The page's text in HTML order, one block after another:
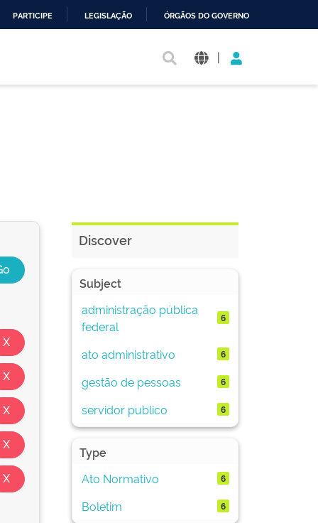
PARTICIPE LEGISLAÇÃO ÓRGÃOS DO GOVERNO
|
Discover
Subject
administração pública
federal
6
ato administrativo 6
gestão de pessoas 6
servidor publico 6
Type
Ato Normativo
6
Boletim 6